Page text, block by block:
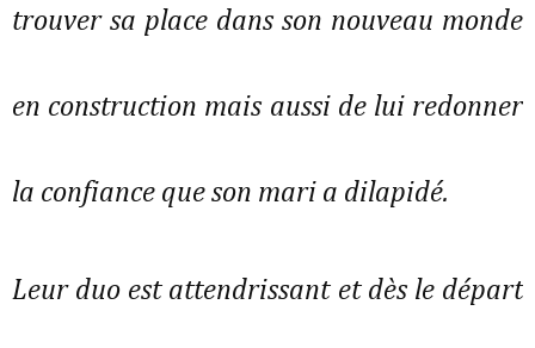
trouver sa place dans son nouveau monde
en construction mais aussi de lui redonner
la confiance que son mari a dilapidé.
Leur duo est attendrissant et dès le départ